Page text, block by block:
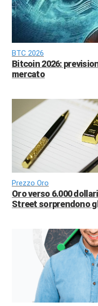
BTC 2026
Bitcoin 2026:
mercato
Prezzo Oro
Oro verso 6.000
Street sorprendono